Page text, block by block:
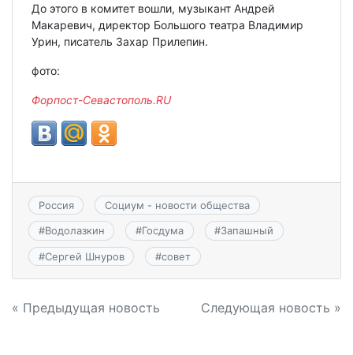
До этого в комитет вошли, музыкант Андрей
Макаревич, директор Большого театра Владимир
Урин, писатель Захар Прилепин.
фото:
Форпост-Севастополь.RU
Россия Социум - новости общества
#Водолазкин #Госдума #Запашный
#Сергей Шнуров #совет
Навигация
« Предыдущая новость Следующая новость »